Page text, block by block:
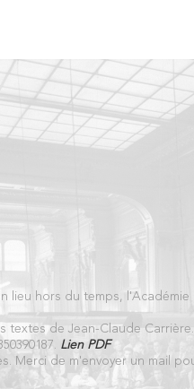
lieu hors du temps, l'Académie
textes de Jean-Claude
Lien PDF
Merci de m'envoyer un mail